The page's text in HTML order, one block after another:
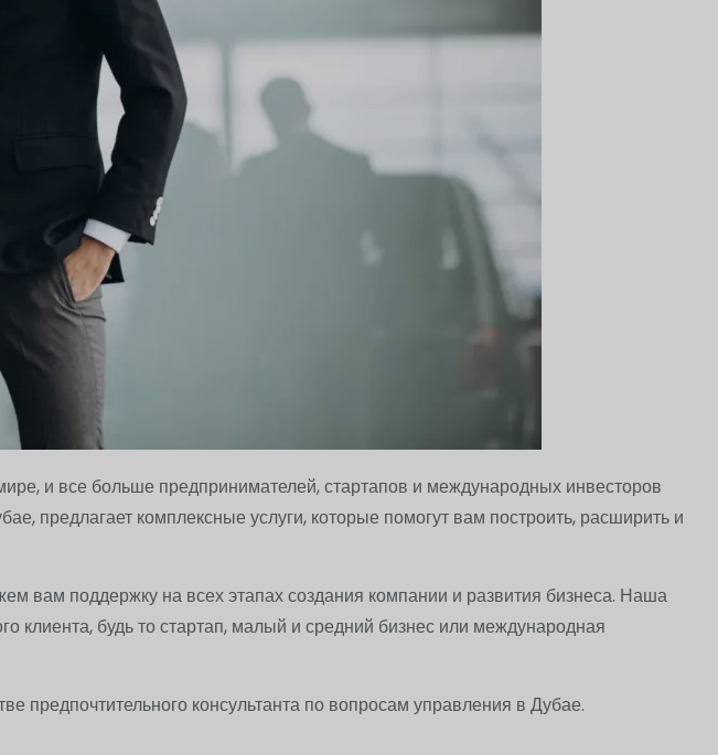
и все больше предпринимателей, стартапов и международных инвесторов
предлагает комплексные услуги, которые помогут вам построить, расширить и
вам поддержку на всех этапах создания компании и развития бизнеса. Наша
клиента, будь то стартап, малый и средний бизнес или международная
предпочтительного консультанта по вопросам управления в Дубае.